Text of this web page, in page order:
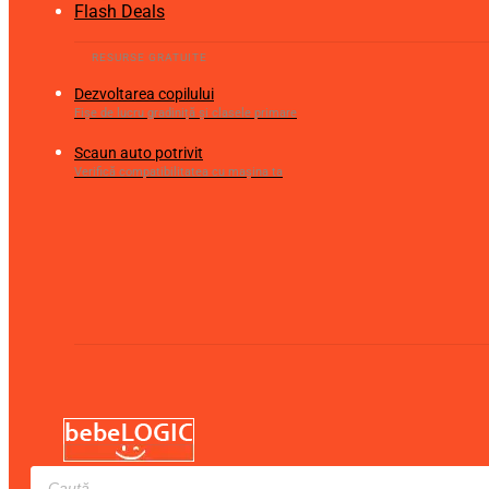
Flash Deals
Dezvoltarea copilului
Fișe de lucru gradiniță și clasele primare
Scaun auto potrivit
Verifică compatibilitatea cu mașina ta
Products